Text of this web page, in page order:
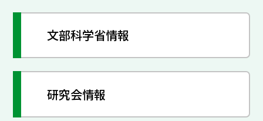
文部科学省情報
研究会情報